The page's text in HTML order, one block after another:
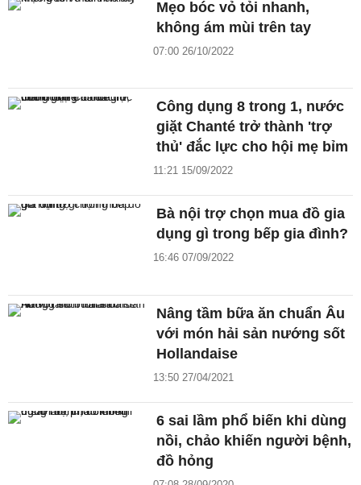
Mẹo bóc vỏ tỏi nhanh,
không ám mùi trên tay
07:00 26/10/2022
Công dụng 8 trong 1, nước
giặt Chanté trở thành 'trợ
thủ' đắc lực cho hội mẹ bỉm
11:21 15/09/2022
Bà nội trợ chọn mua đồ gia
dụng gì trong bếp gia đình?
16:46 07/09/2022
Nâng tầm bữa ăn chuẩn Âu
với món hải sản nướng sốt
Hollandaise
13:50 27/04/2021
6 sai lầm phổ biến khi dùng
nồi, chảo khiến người bệnh,
đồ hỏng